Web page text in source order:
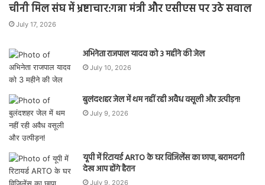
चीनी मिल संघ में भ्रष्टाचार:गन्ना मंत्री और एसीएस पर उठे सवाल
July 17, 2026
अभिनेता राजपाल यादव को 3 महीने की जेल
July 10, 2026
बुलंदशहर जेल में थम नहीं रही अवैध वसूली और उत्पीड़न!
July 9, 2026
यूपी में रिटायर्ड ARTO के घर विजिलेंस का छापा, बरामदगी
देख आप होंगे हैरान
July 9, 2026